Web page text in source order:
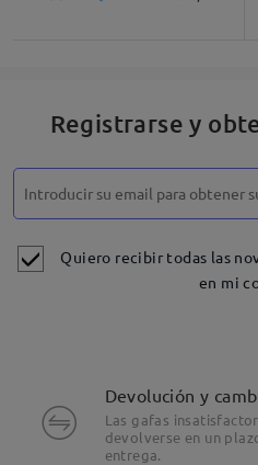
Registrarse y
Quiero recibir todas las
en mi
Devolución y
Las gafas
devolverse en un
entrega.